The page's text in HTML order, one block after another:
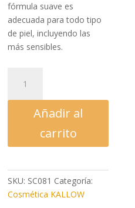
fórmula suave es
adecuada para todo tipo
de piel, incluyendo las
más sensibles.
Kallow
Limpiador
espumoso
y
manzanilla
150ml
Añadir al
carrito
SKU: SC081 Categoría:
Cosmética KALLOW